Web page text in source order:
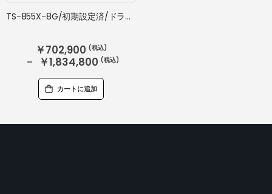
TS-855X-8G/初期設定済/ドライブ搭載/5年標準保証
￥702,900
￥1,834,800
カートに追加